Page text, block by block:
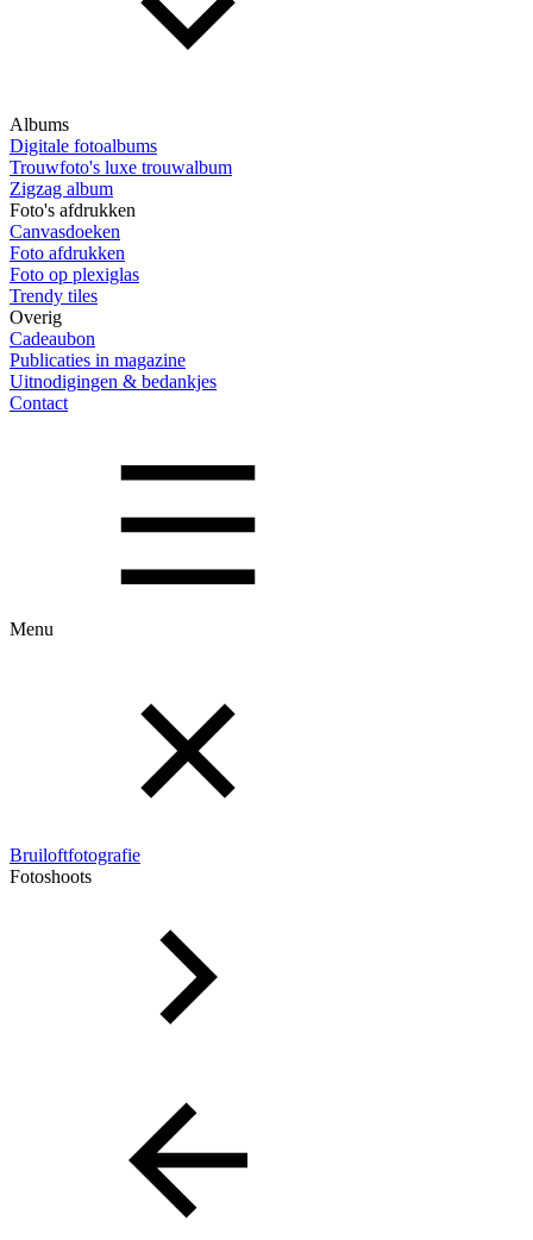
Albums
Digitale fotoalbums
Trouwfoto's luxe trouwalbum
Zigzag album
Foto's afdrukken
Canvasdoeken
Foto afdrukken
Foto op plexiglas
Trendy tiles
Overig
Cadeaubon
Publicaties in magazine
Uitnodigingen & bedankjes
Contact
Menu
Bruiloftfotografie
Fotoshoots